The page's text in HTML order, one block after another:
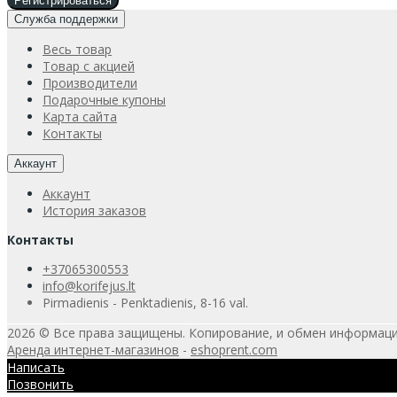
Служба поддержки
Весь товар
Товар с акцией
Производители
Подарочные купоны
Карта сайта
Контакты
Аккаунт
Аккаунт
История заказов
Контакты
+37065300553
info@korifejus.lt
Pirmadienis - Penktadienis, 8-16 val.
2026 © Все права защищены. Копирование, и обмен
Аренда интернет-магазинов - eshoprent.com
Написать
Позвонить